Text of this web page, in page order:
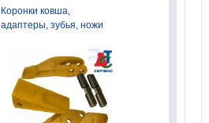
Коронки ковша,
адаптеры, зубья, ножи